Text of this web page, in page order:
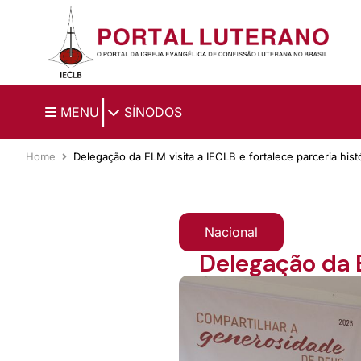
Ir para o conteúdo principal
MENU SÍNODOS
Home Delegação da ELM visita a IECLB e fortalece parceria
Nacional
Delegação